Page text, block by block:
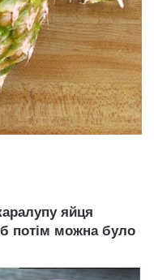
яйця
потім можна було